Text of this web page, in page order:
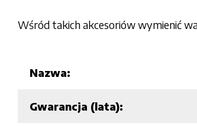
Wśród takich akcesoriów wymienić
Nazwa:
Gwarancja (lata):